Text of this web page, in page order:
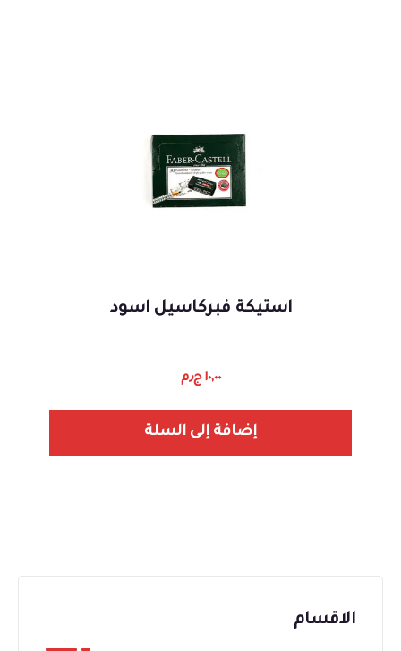
استيكة فبركاسيل اسود
١٠,٠٠ ج٫م
إضافة إلى السلة
الاقسام